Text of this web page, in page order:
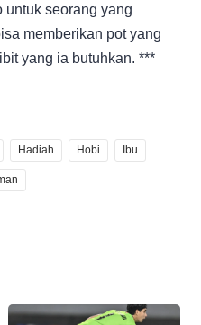
untuk seorang yang
memberikan pot yang
yang ia butuhkan. ***
Hadiah Hobi Ibu